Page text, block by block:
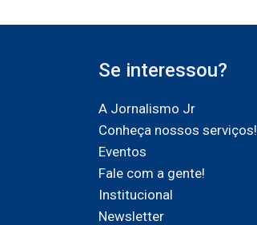
Se interessou?
A Jornalismo Jr
Conheça nossos serviços!
Eventos
Fale com a gente!
Institucional
Newsletter